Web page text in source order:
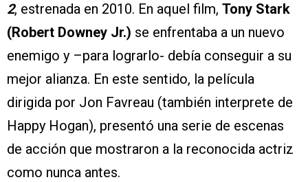
2, estrenada en 2010. En aquel film, Tony Stark
(Robert Downey Jr.) se enfrentaba a un nuevo
enemigo y –para lograrlo- debía conseguir a su
mejor alianza. En este sentido, la película
dirigida por Jon Favreau (también interprete de
Happy Hogan), presentó una serie de escenas
de acción que mostraron a la reconocida actriz
como nunca antes.